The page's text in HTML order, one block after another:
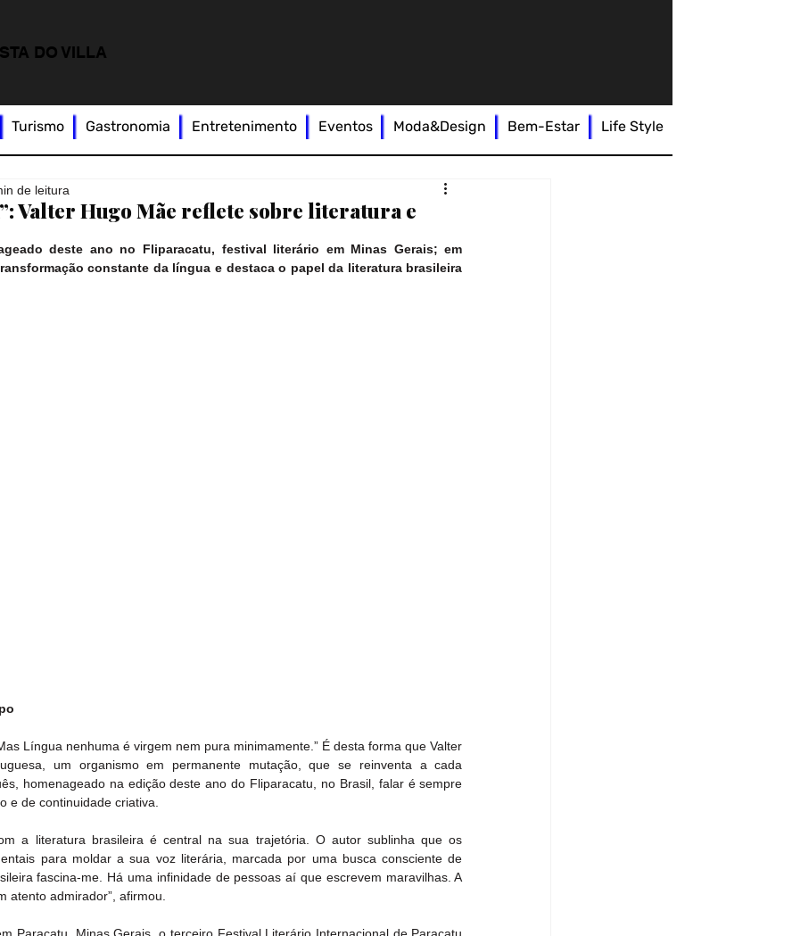
DO VILLA
Valter Hugo Mãe reflete sobre literatura e
de leitura
deste ano no Fliparacatu, festival literário em Minas Gerais; em
constante da língua e destaca o papel da literatura brasileira
Língua nenhuma é virgem nem pura minimamente.” É desta forma que Valter
um organismo em permanente mutação, que se reinventa a cada
homenageado na edição deste ano do Fliparacatu, no Brasil, falar é sempre
e de continuidade criativa.
a literatura brasileira é central na sua trajetória. O autor sublinha que os
para moldar a sua voz literária, marcada por uma busca consciente de
fascina-me. Há uma infinidade de pessoas aí que escrevem maravilhas. A
atento admirador”, afirmou.
Turismo Gastronomia Entretenimento Eventos Moda&Design Bem-Estar Life Style